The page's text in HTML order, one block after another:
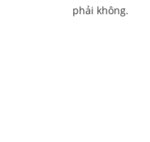
phải không.